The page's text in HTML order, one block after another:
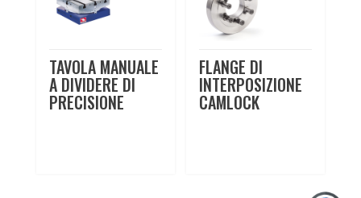
TAVOLA MANUALE
A DIVIDERE DI
PRECISIONE
FLANGE DI
INTERPOSIZIONE
CAMLOCK